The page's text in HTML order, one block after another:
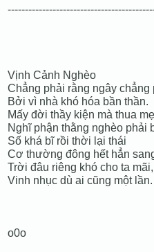
Vịnh Cảnh Nghèo
Chẳng phải rằng ngây chẳng
Bởi vì nhà khó hóa bần thần.
Mấy đời thầy kiện mà thua
Nghĩ phận thằng nghèo phải
Số khá bĩ rồi thời lại thái
Cơ thường đông hết hẳn
Trời đâu riêng khó cho ta mãi,
Vinh nhục dù ai cũng một lần.
o0o